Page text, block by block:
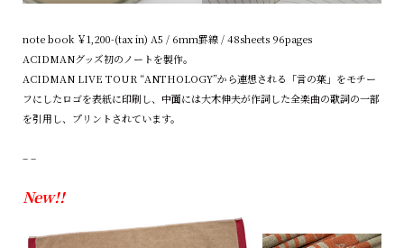
note book ￥1,200-(tax in) A5 / 6mm罫線 / 48sheets 96pages
ACIDMANグッズ初のノートを製作。
ACIDMAN LIVE TOUR “ANTHOLOGY”から連想される「言の葉」をモチー
フにしたロゴを表紙に印刷し、中面には大木伸夫が作詞した全楽曲の歌詞の一部
を引用し、プリントされています。
– –
New!!